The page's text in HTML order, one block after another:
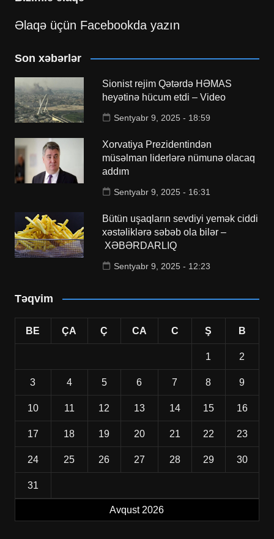
Əlaqə üçün Facebookda yazın
Son xəbərlər
Sionist rejim Qətərdə HƏMAS
heyətinə hücum etdi – Video
Sentyabr 9, 2025 - 18:59
Xorvatiya Prezidentindən
müsəlman liderlərə nümunə olacaq
addım
Sentyabr 9, 2025 - 16:31
Bütün uşaqların sevdiyi yemək ciddi
xəstəliklərə səbəb ola bilər –
XƏBƏRDARLIQ
Sentyabr 9, 2025 - 12:23
Təqvim
Avqust 2026
BE ÇA Ç CA C Ş B
1 2
3 4 5 6 7 8 9
10 11 12 13 14 15 16
17 18 19 20 21 22 23
24 25 26 27 28 29 30
31